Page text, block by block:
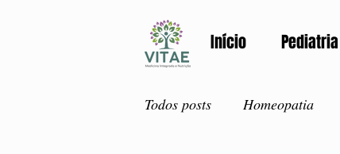
Início Pediatria
Todos posts Homeopatia